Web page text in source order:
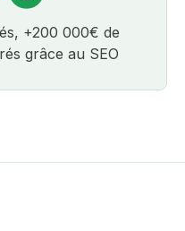
+200 000€ de
grâce au SEO